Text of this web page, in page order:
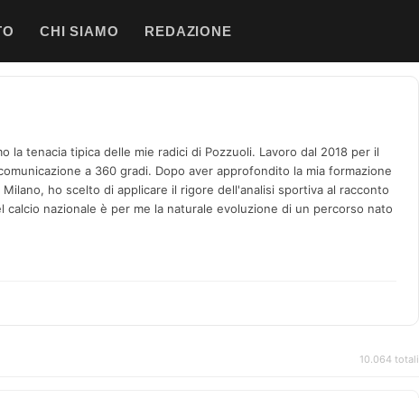
CHI SIAMO REDAZIONE
la tenacia tipica delle mie radici di Pozzuoli. Lavoro dal 2018 per il
a 360 gradi. Dopo aver approfondito la mia formazione
ho scelto di applicare il rigore dell'analisi sportiva al racconto
nazionale è per me la naturale evoluzione di un percorso nato
10.064 totali